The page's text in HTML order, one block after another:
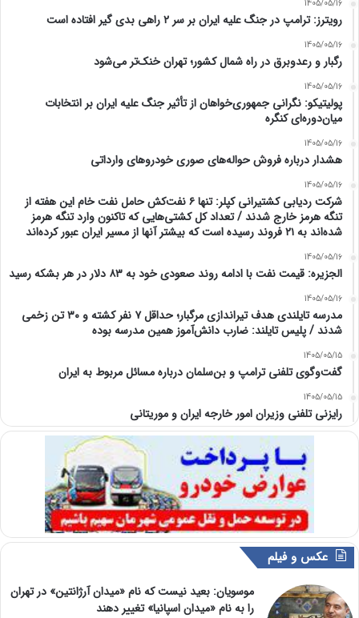
1405/05/16
رویترز: ترامپ در جنگ علیه ایران بر سر ۲ راهی بدی گیر افتاده است
1405/05/16
رگبار و رعدوبرق در راه شمال کشور؛ تهران خنک‌تر می‌شود
1405/05/16
پولیتیکو: نگرانی جمهوری‌خواهان از تأثیر جنگ علیه ایران بر انتخابات
میان‌دوره‌ای کنگره
1405/05/16
هشدار درباره فروش حواله‌های صوری خودروهای وارداتی
1405/05/16
شرکت ردیابی کشتیرانی کپلر: تنها ۶ نفت‌کش حامل نفت خام این هفته از
تنگه هرمز خارج شدند / تعداد کل کشتی‌هایی که تاکنون وارد تنگه هرمز
شده‌اند به ۲۱ فروند رسیده است که بیشتر آنها از مسیر ایران عبور کرده‌اند
1405/05/16
الجزیره: قیمت نفت با ادامه روند صعودی خود به ۸۳ دلار در هر بشکه رسید
1405/05/16
مدرسه تایلندی هدف تیراندازی مرگبار؛ حداقل ۷ نفر کشته و ۳۰ تن زخمی
شدند / پلیس تایلند: ضارب دانش‌آموز همین مدرسه بوده
1405/05/15
گفت‌وگوی تلفنی ترامپ و بن‌سلمان درباره مسائل مربوط به ایران
1405/05/15
رایزنی تلفنی وزیران امور خارجه ایران و موریتانی
عکس و فیلم
موسویان: بعید نیست که نام «میدان آرژانتین» در تهران
را به نام «میدان اسپانیا» تغییر دهند